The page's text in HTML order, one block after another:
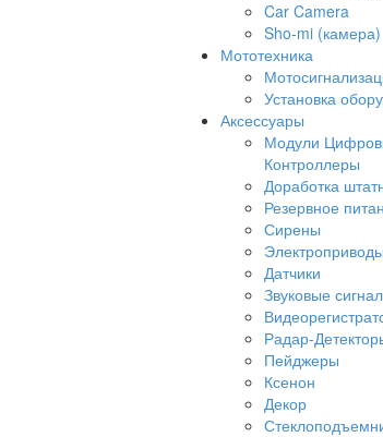
Car Camera
Sho-mi (камера)
Мототехника
Установка
Аксессуары
Модули
Контроллеры
Доработка
Резервное
Сирены
Электроприводы
Датчики
Звуковые
Радар-
Пейджеры
Ксенон
Декор